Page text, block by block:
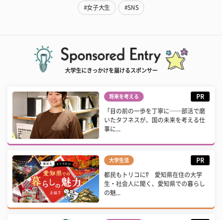
#女子大生 #SNS
大学生にきっかけを届けるスポンサー
将来を考える PR
「目の前の一歩を丁寧に──部活で磨
いたタフネスが、国の未来を考える仕
事に...
大学生活 PR
都民もトリコに⁉ 愛知県在住の大学
生・社会人に聞く、愛知県での暮らし
の魅...